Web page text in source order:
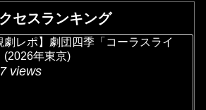
セスランキング
劇レポ】劇団四季「コーラスライ
(2026年東京)
views